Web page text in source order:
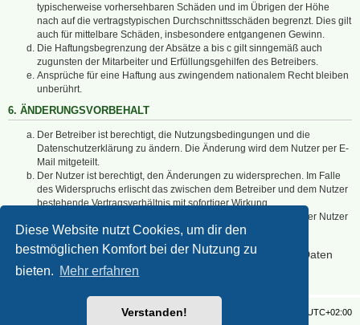
Diese Website nutzt Cookies, um dir den
bestmöglichen Komfort bei der Nutzung zu
bieten. Mehr erfahren
Verstanden!
typischerweise vorhersehbaren Schäden und im Übrigen der Höhe
nach auf die vertragstypischen Durchschnittsschäden begrenzt. Dies gilt
auch für mittelbare Schäden, insbesondere entgangenen Gewinn.
Die Haftungsbegrenzung der Absätze a bis c gilt sinngemäß auch
zugunsten der Mitarbeiter und Erfüllungsgehilfen des Betreibers.
Ansprüche für eine Haftung aus zwingendem nationalem Recht bleiben
unberührt.
6. ÄNDERUNGSVORBEHALT
Der Betreiber ist berechtigt, die Nutzungsbedingungen und die
Datenschutzerklärung zu ändern. Die Änderung wird dem Nutzer per E-
Mail mitgeteilt.
Der Nutzer ist berechtigt, den Änderungen zu widersprechen. Im Falle
des Widerspruchs erlischt das zwischen dem Betreiber und dem Nutzer
bestehende Vertragsverhältnis mit sofortiger Wirkung.
Die Änderungen gelten als anerkannt und verbindlich, wenn der Nutzer
den Änderungen zugestimmt hat.
Informationen über den Umgang mit deinen persönlichen Daten
sind in der Datenschutzerklärung enthalten.
UTC+02:00